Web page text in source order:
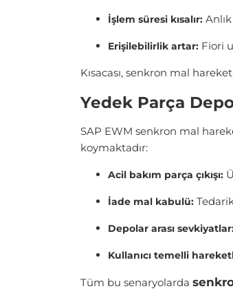
İşlem süresi kısalır:
Erişilebilirlik artar: Fiori
Kısacası, senkron mal
Yedek Parça
SAP EWM senkron mal
koymaktadır:
Acil bakım parça çıkışı:
İade mal kabulü:
Depolar arası
Kullanıcı temelli
Tüm bu senaryolarda